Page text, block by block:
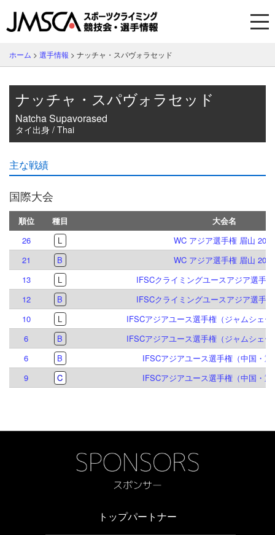
ホーム > 選手情報 > ナッチャ・スパヴォラセッド
ナッチャ・スパヴォラセッド
Natcha Supavorased
タイ出身 / Thai
主な戦績
国際大会
順位 種目
大会名
26
L
WC アジア選手権 眉山 2026
21
B
WC アジア選手権 眉山 2026
13
L
IFSCクライミングユースアジア選手
12
B
IFSCクライミングユースアジア選手
10
L
IFSCアジアユース選手権（ジャムシェ
6
B
IFSCアジアユース選手権（ジャムシェ
6
B
IFSCアジアユース選手権（中国・重
9
C IFSCアジアユース選手権（中国・重
トップパートナー